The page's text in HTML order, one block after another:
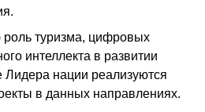
туризма, цифровых
интеллекта в развитии
нации реализуются
в данных направлениях.